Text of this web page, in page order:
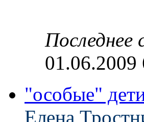
Последнее
01.06.2009
"особые"
Елена